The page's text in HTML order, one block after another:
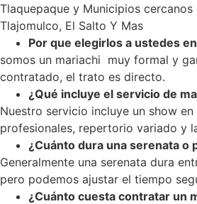
Tlaquepaque y Municipios
Tlajomulco, El Salto Y Mas
Por que elegirlos a ustedes
somos un mariachi muy formal y
contratado, el trato es directo.
¿Qué incluye el servicio de
Nuestro servicio incluye un show
profesionales, repertorio variado y
¿Cuánto dura una serenata o
Generalmente una serenata dura
pero podemos ajustar el tiempo
¿Cuánto cuesta contratar un